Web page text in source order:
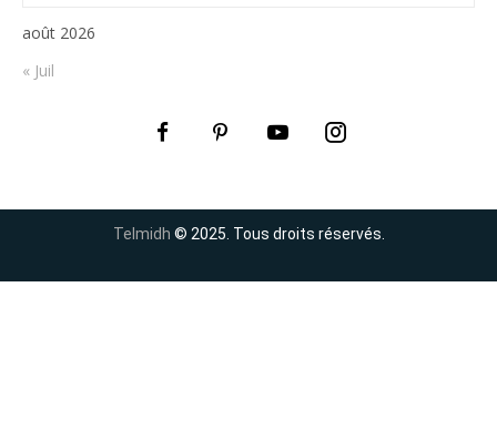
août 2026
« Juil
Telmidh © 2025. Tous droits réservés.